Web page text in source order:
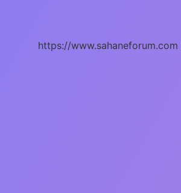
https://www.sahaneforum.com